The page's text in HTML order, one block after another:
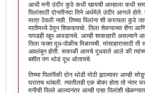
आधी मनी उंदीर कुठे कधी खायची आम्हाला कधी
पिलांसाठी दोनतीनदा तिने अर्धमेले उंदीर आणले होते.
मात्र ठेवली नाही. तिच्या पिलांना शी करायला कुठे
मातीमध्ये ठेवून शिकवायचो. तिला शेवग्याच्या शेंगा
पापडही खूप आवडायचे. आम्ही शाकाहारी असल्याने
तिला फक्त दूध-पोळीच मिळायची. मांसाहारासाठी ती
अवलंबून होती. सकाळी आमचे दूधवाले आले की त्यांच्या
बशीत पण थोडं दूध ओतायचे.
तिच्या पिलांपैकी दोन थोडी मोठी झाल्यावर आम्ही
घरातच थांबली. त्यातीलही एक बोका होता तो नंतर
मनीची पिल्ले आल्यानंतर आम्ही पुन्हा पिलांशी